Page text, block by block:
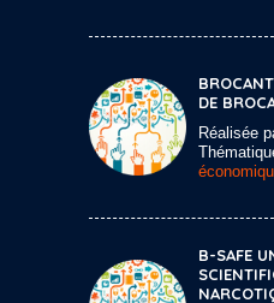
DE
Réalisée
B-SAFE